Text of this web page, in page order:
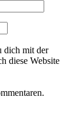
dich mit der
diese Website